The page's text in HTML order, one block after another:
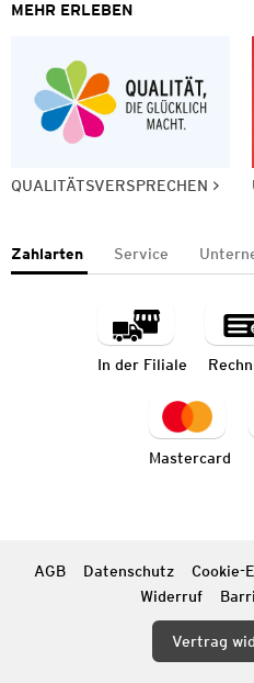
MEHR ERLEBEN
QUALITÄTSVERSPRECHEN
Zahlarten Service
In der Filiale
Mastercard
AGB Datenschutz Cookie-
Widerruf
Vertrag